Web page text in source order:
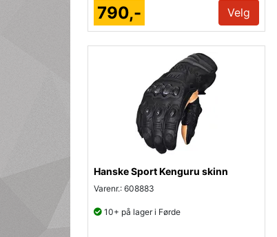
790,- Velg
Hanske Sport Kenguru skinn
Varenr.: 608883
10+ på lager i Førde